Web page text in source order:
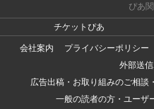
ぴあ
チケットぴあ
会社案内
プライバシーポリシー
外部送
広告出稿・お取り組みのご相談
一般の読者の方・ユーザ